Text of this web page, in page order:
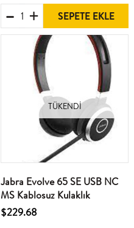
SEPETE EKLE
TÜKENDI
Jabra Evolve 65 SE USB NC
MS Kablosuz Kulaklık
$229.68